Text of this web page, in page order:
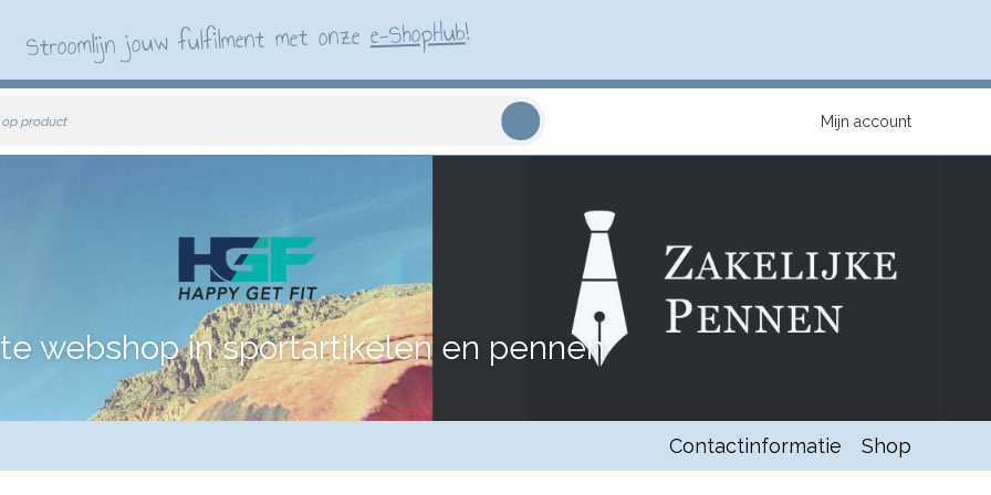
Stroomlijn jouw fulfilment met onzee-ShopHub!
op product Mijn account
webshop in sportartikelen en pennen
Contactinformatie Shop